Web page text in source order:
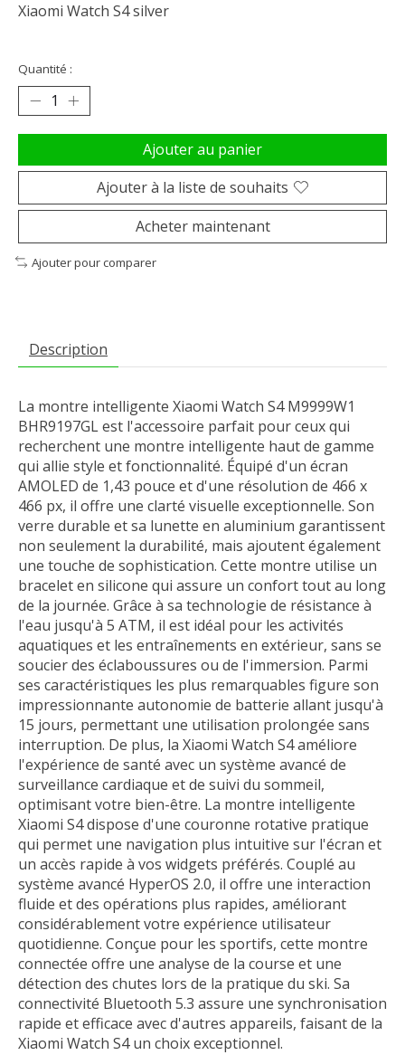
Xiaomi Watch S4 silver
Quantité :
Ajouter au panier
Ajouter à la liste de souhaits
Acheter maintenant
Ajouter pour comparer
Description
La montre intelligente Xiaomi Watch S4 M9999W1
BHR9197GL est l'accessoire parfait pour ceux qui
recherchent une montre intelligente haut de gamme
qui allie style et fonctionnalité. Équipé d'un écran
AMOLED de 1,43 pouce et d'une résolution de 466 x
466 px, il offre une clarté visuelle exceptionnelle. Son
verre durable et sa lunette en aluminium garantissent
non seulement la durabilité, mais ajoutent également
une touche de sophistication. Cette montre utilise un
bracelet en silicone qui assure un confort tout au long
de la journée. Grâce à sa technologie de résistance à
l'eau jusqu'à 5 ATM, il est idéal pour les activités
aquatiques et les entraînements en extérieur, sans se
soucier des éclaboussures ou de l'immersion. Parmi
ses caractéristiques les plus remarquables figure son
impressionnante autonomie de batterie allant jusqu'à
15 jours, permettant une utilisation prolongée sans
interruption. De plus, la Xiaomi Watch S4 améliore
l'expérience de santé avec un système avancé de
surveillance cardiaque et de suivi du sommeil,
optimisant votre bien-être. La montre intelligente
Xiaomi S4 dispose d'une couronne rotative pratique
qui permet une navigation plus intuitive sur l'écran et
un accès rapide à vos widgets préférés. Couplé au
système avancé HyperOS 2.0, il offre une interaction
fluide et des opérations plus rapides, améliorant
considérablement votre expérience utilisateur
quotidienne. Conçue pour les sportifs, cette montre
connectée offre une analyse de la course et une
détection des chutes lors de la pratique du ski. Sa
connectivité Bluetooth 5.3 assure une synchronisation
rapide et efficace avec d'autres appareils, faisant de la
Xiaomi Watch S4 un choix exceptionnel.